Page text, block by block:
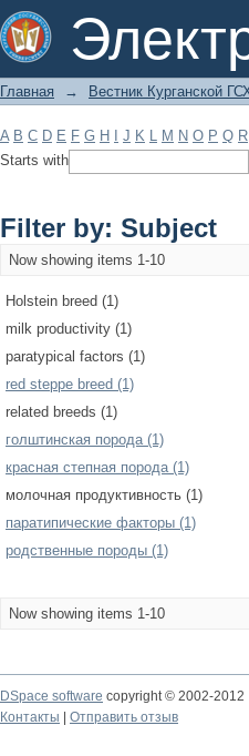
Filter by: Subject
Главная → Вестник Курганской
A B C D E F G H J K L M N O P Q R
Starts with
Filter by: Subject
Now showing items 1-10
Holstein breed (1)
milk productivity (1)
paratypical factors (1)
red steppe breed (1)
related breeds (1)
голштинская порода (1)
красная степная порода (1)
молочная продуктивность (1)
паратипические факторы (1)
родственные породы (1)
Now showing items 1-10
DSpace software copyright © 2002-2012
Контакты
Отправить отзыв